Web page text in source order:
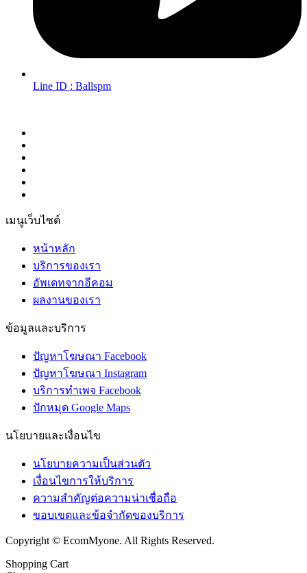
Line ID : Ballspm
เมนูเว็บไซต์
หน้าหลัก
บริการของเรา
อัพเดทจากอีคอม
ผลงานของเรา
ข้อมูลและบริการ
ปัญหาโฆษณา Facebook
ปัญหาโฆษณา Instagram
บริการทำเพจ Facebook
ปักหมุด Google Maps
นโยบายและเงื่อนไข
นโยบายความเป็นส่วนตัว
เงื่อนไขการให้บริการ
ความสำคัญต่อความน่าเชื่อถือ
ขอบเขตและข้อจำกัดของบริการ
Copyright © EcomMyone. All Rights Reserved.
Shopping Cart